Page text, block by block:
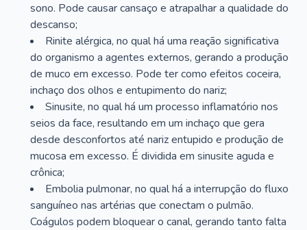
sono. Pode causar cansaço e atrapalhar a qualidade do
descanso;
Rinite alérgica, no qual há uma reação significativa
do organismo a agentes externos, gerando a produção
de muco em excesso. Pode ter como efeitos coceira,
inchaço dos olhos e entupimento do nariz;
Sinusite, no qual há um processo inflamatório nos
seios da face, resultando em um inchaço que gera
desde desconfortos até nariz entupido e produção de
mucosa em excesso. É dividida em sinusite aguda e
crônica;
Embolia pulmonar, no qual há a interrupção do fluxo
sanguíneo nas artérias que conectam o pulmão.
Coágulos podem bloquear o canal, gerando tanto falta